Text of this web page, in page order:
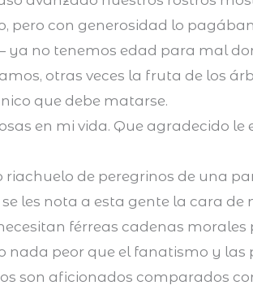
pero con generosidad lo
ya no tenemos edad para mal
otras veces la fruta de los
que debe matarse.
en mi vida. Que agradecido le
de peregrinos de una
les nota a esta gente la cara de
férreas cadenas morales
peor que el fanatismo y las
son aficionados comparados